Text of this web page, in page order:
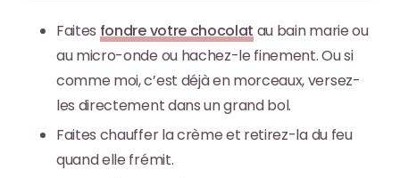
Faites fondre votre chocolat au bain marie ou
au micro-onde ou hachez-le finement. Ou si
comme moi, c’est déjà en morceaux, versez-
les directement dans un grand bol.
Faites chauffer la crème et retirez-la du feu
quand elle frémit.